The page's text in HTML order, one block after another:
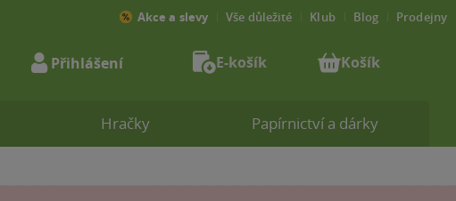
Hračky Papírnictví a dárky
Akce a slevy Vše důležité Klub Blog Prodejny
Přihlášení E-košík Košík